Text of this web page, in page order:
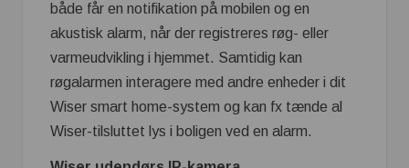
både får en notifikation på mobilen og en
akustisk alarm, når der registreres røg- eller
varmeudvikling i hjemmet. Samtidig kan
røgalarmen interagere med andre enheder i dit
Wiser smart home-system og kan fx tænde al
Wiser-tilsluttet lys i boligen ved en alarm.